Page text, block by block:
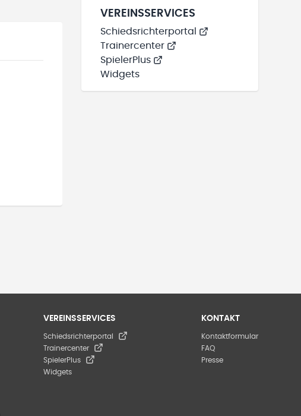
VEREINSSERVICES
Schiedsrichterportal
Trainercenter
SpielerPlus
Widgets
VEREINSSERVICES
Schiedsrichterportal
Trainercenter
SpielerPlus
Widgets
KONTAKT
Kontaktformular
FAQ
Presse